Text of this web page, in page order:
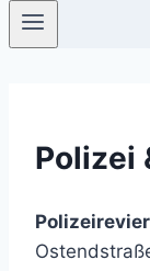
Polizei